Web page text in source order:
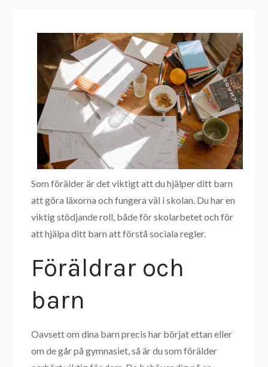
Som förälder är det viktigt att du hjälper ditt barn
att göra läxorna och fungera väl i skolan. Du har en
viktig stödjande roll, både för skolarbetet och för
att hjälpa ditt barn att förstå sociala regler.
Föräldrar och
barn
Oavsett om dina barn precis har börjat ettan eller
om de går på gymnasiet, så är du som förälder